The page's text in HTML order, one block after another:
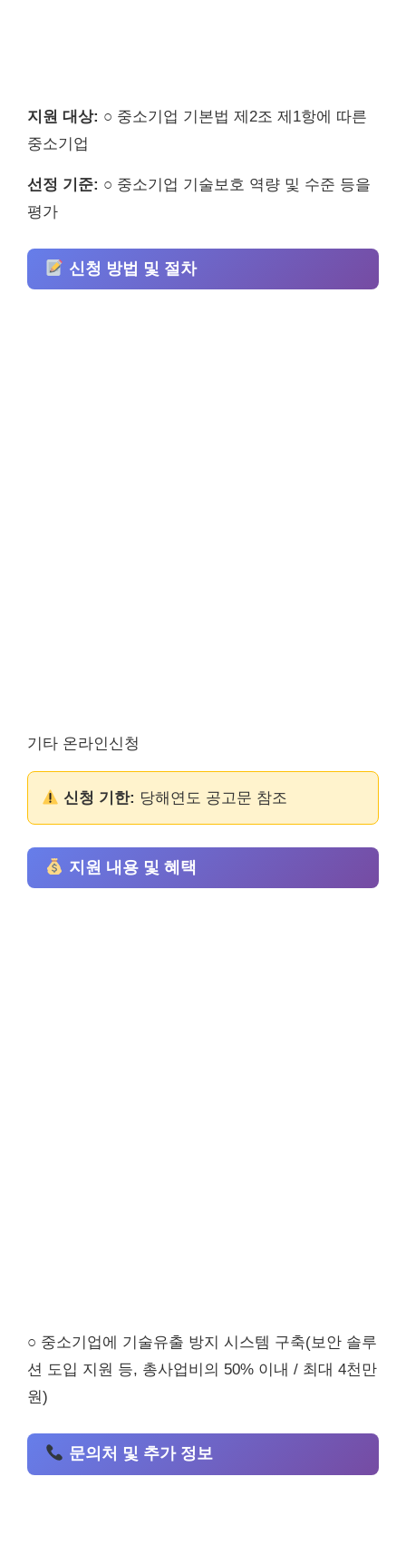
지원 대상: ○ 중소기업 기본법 제2조 제1항에 따른
중소기업
선정 기준: ○ 중소기업 기술보호 역량 및 수준 등을
평가
신청 방법 및 절차
기타 온라인신청
신청 기한: 당해연도 공고문 참조
지원 내용 및 혜택
○ 중소기업에 기술유출 방지 시스템 구축(보안 솔루
션 도입 지원 등, 총사업비의 50% 이내 / 최대 4천만
원)
문의처 및 추가 정보